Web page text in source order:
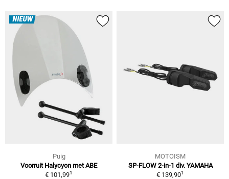
NIEUW
Puig
Voorruit Halycyon met ABE
€ 101,991
MOTOISM
SP-FLOW 2-in-1 div. YAMAHA
€ 139,901